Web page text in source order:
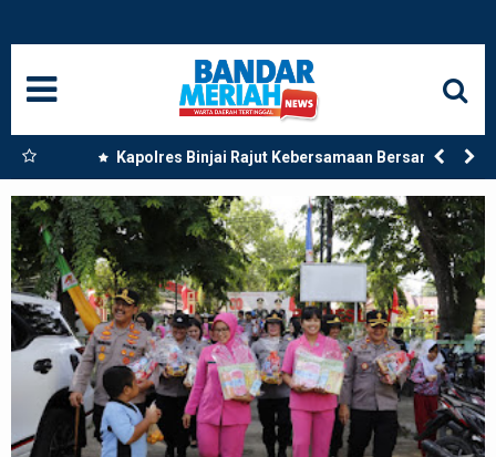
Kapolres Binjai Rajut Kebersamaan Bersama
Komunitas Ojek Online Kota Binjai
NASIONAL
SUMUT
MEDAN
LANGKAT
ACEH
BISNIS
EDUKASI